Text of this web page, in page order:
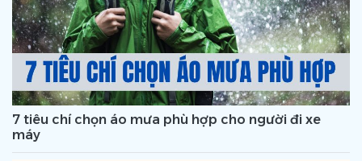
7 tiêu chí chọn áo mưa phù hợp cho người đi xe
máy